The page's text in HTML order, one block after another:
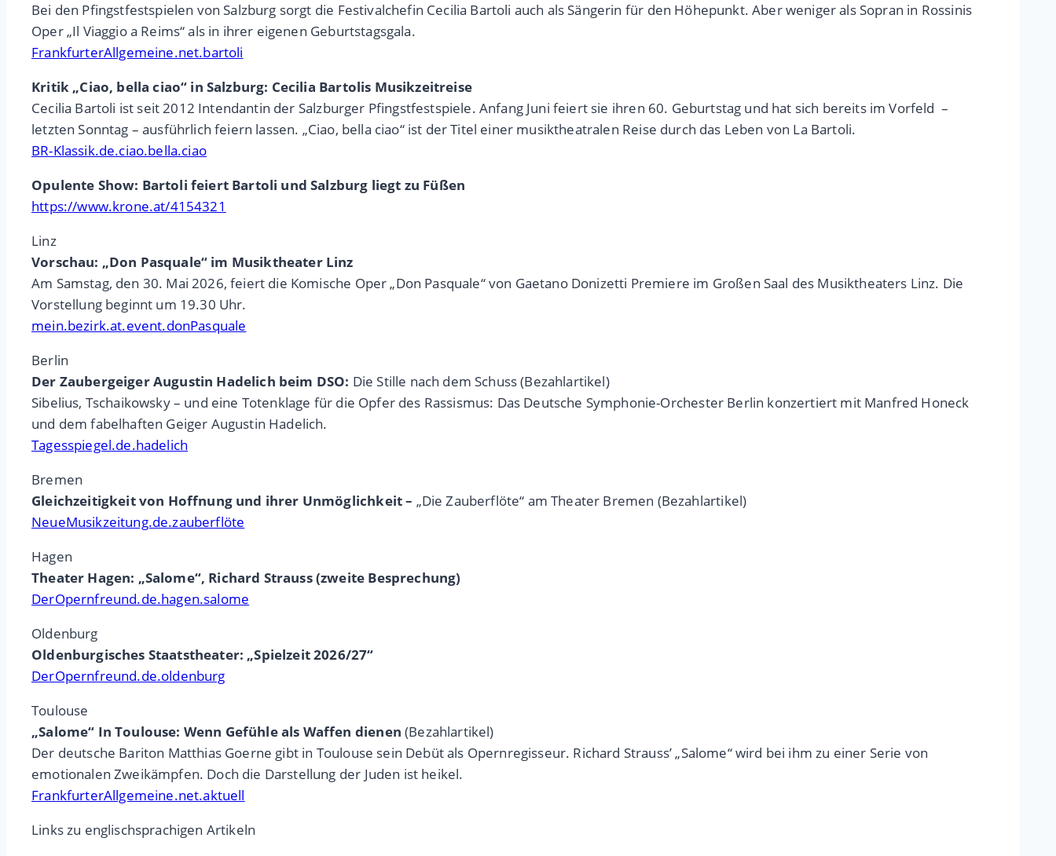
Bei den Pfingstfestspielen von Salzburg sorgt die Festivalchefin Cecilia Bartoli auch als Sängerin für den Höhepunkt. Aber weniger als Sopran in Rossinis
Oper „Il Viaggio a Reims“ als in ihrer eigenen Geburtstagsgala.
FrankfurterAllgemeine.net.bartoli
Kritik „Ciao, bella ciao“ in Salzburg: Cecilia Bartolis Musikzeitreise
Cecilia Bartoli ist seit 2012 Intendantin der Salzburger Pfingstfestspiele. Anfang Juni feiert sie ihren 60. Geburtstag und hat sich bereits im Vorfeld –
letzten Sonntag – ausführlich feiern lassen. „Ciao, bella ciao“ ist der Titel einer musiktheatralen Reise durch das Leben von La Bartoli.
BR-Klassik.de.ciao.bella.ciao
Opulente Show: Bartoli feiert Bartoli und Salzburg liegt zu Füßen
https://www.krone.at/4154321
Linz
Vorschau: „Don Pasquale“ im Musiktheater Linz
Am Samstag, den 30. Mai 2026, feiert die Komische Oper „Don Pasquale“ von Gaetano Donizetti Premiere im Großen Saal des Musiktheaters Linz. Die
Vorstellung beginnt um 19.30 Uhr.
mein.bezirk.at.event.donPasquale
Berlin
Der Zaubergeiger Augustin Hadelich beim DSO: Die Stille nach dem Schuss (Bezahlartikel)
Sibelius, Tschaikowsky – und eine Totenklage für die Opfer des Rassismus: Das Deutsche Symphonie-Orchester Berlin konzertiert mit Manfred Honeck
und dem fabelhaften Geiger Augustin Hadelich.
Tagesspiegel.de.hadelich
Bremen
Gleichzeitigkeit von Hoffnung und ihrer Unmöglichkeit – „Die Zauberflöte“ am Theater Bremen (Bezahlartikel)
NeueMusikzeitung.de.zauberflöte
Hagen
Theater Hagen: „Salome“, Richard Strauss (zweite Besprechung)
DerOpernfreund.de.hagen.salome
Oldenburg
Oldenburgisches Staatstheater: „Spielzeit 2026/27“
DerOpernfreund.de.oldenburg
Toulouse
„Salome“ In Toulouse: Wenn Gefühle als Waffen dienen (Bezahlartikel)
Der deutsche Bariton Matthias Goerne gibt in Toulouse sein Debüt als Opernregisseur. Richard Strauss’ „Salome“ wird bei ihm zu einer Serie von
emotionalen Zweikämpfen. Doch die Darstellung der Juden ist heikel.
FrankfurterAllgemeine.net.aktuell
Links zu englischsprachigen Artikeln